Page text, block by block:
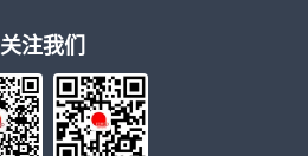
关注我们